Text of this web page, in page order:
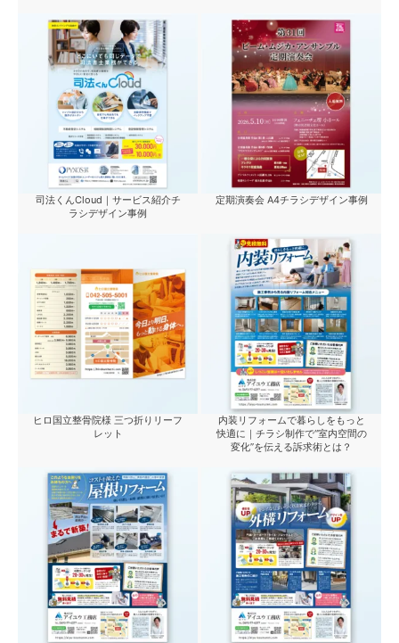
司法くんCloud｜サービス紹介チ
ラシデザイン事例
定期演奏会 A4チラシデザイン事例
ヒロ国立整骨院様 三つ折りリーフ
レット
内装リフォームで暮らしをもっと
快適に｜チラシ制作で“室内空間の
変化”を伝える訴求術とは？